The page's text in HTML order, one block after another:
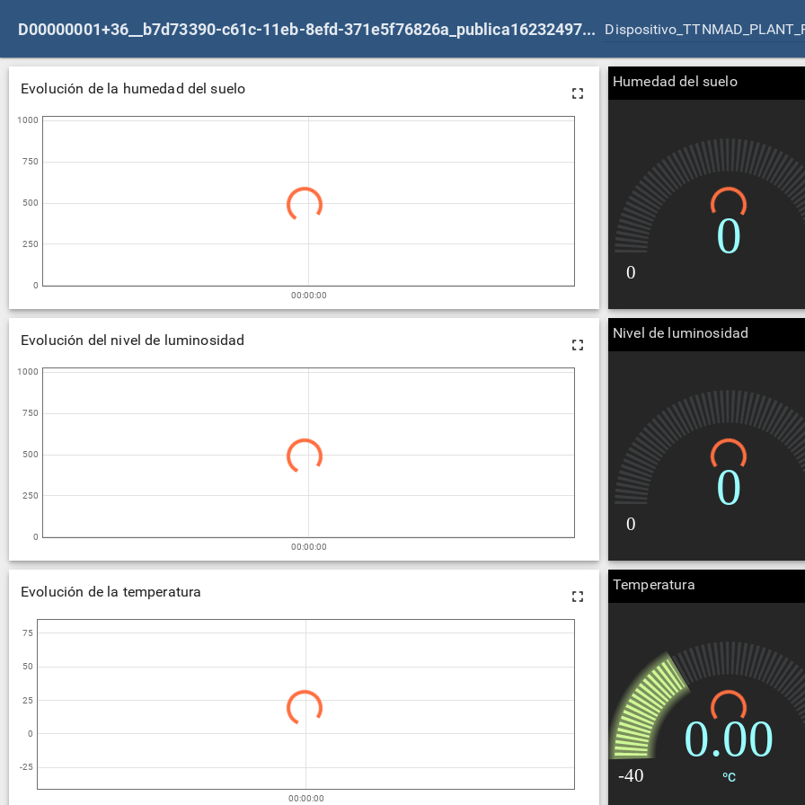
D00000001+36__b7d73390-c61c-11eb-8efd-371e5f76826a_publica1623249781377
Evolución de la humedad del suelo
00:00:00
0
250
500
750
1000
Humedad del suelo
Evolución del nivel de luminosidad
00:00:00
0
250
500
750
1000
Nivel de luminosidad
Evolución de la temperatura
00:00:00
0
25
50
75
-25
Temperatura